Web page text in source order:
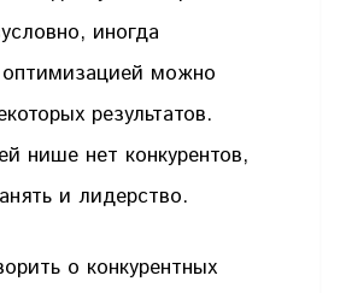
иногда
оптимизацией можно
результатов.
нише нет конкурентов,
и лидерство.
о конкурентных